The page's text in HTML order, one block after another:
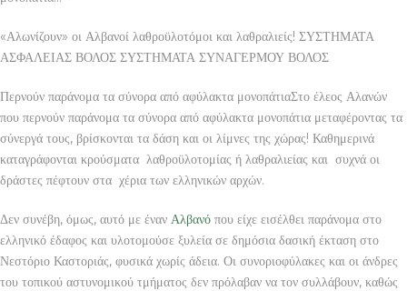
«Αλωνίζουν» οι Αλβανοί λαθροϋλοτόμοι και λαθραλιείς! ΣΥΣΤΗΜΑΤΑ
ΑΣΦΑΛΕΙΑΣ ΒΟΛΟΣ ΣΥΣΤΗΜΑΤΑ ΣΥΝΑΓΕΡΜΟΥ ΒΟΛΟΣ
Περνούν παράνομα τα σύνορα από αφύλακτα μονοπάτιαΣτο έλεος Αλανών
που περνούν παράνομα τα σύνορα από αφύλακτα μονοπάτια μεταφέροντας τα
σύνεργά τους, βρίσκονται τα δάση και οι λίμνες της χώρας! Καθημερινά
καταγράφονται κρούσματα λαθροϋλοτομίας ή λαθραλιείας και συχνά οι
δράστες πέφτουν στα χέρια των ελληνικών αρχών.
Δεν συνέβη, όμως, αυτό με έναν Αλβανό που είχε εισέλθει παράνομα στο
ελληνικό έδαφος και υλοτομούσε ξυλεία σε δημόσια δασική έκταση στο
Νεστόριο Καστοριάς, φυσικά χωρίς άδεια. Οι συνοριοφύλακες και οι άνδρες
του τοπικού αστυνομικού τμήματος δεν πρόλαβαν να τον συλλάβουν, καθώς